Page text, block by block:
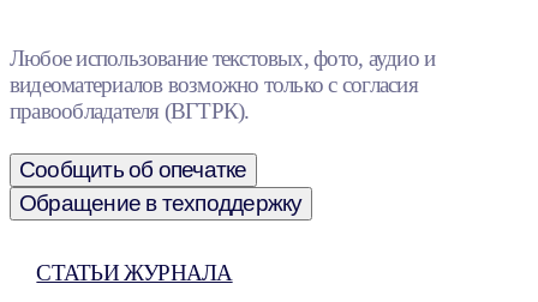
Любое использование текстовых, фото, аудио и
видеоматериалов возможно только с согласия
правообладателя (ВГТРК).
Сообщить об опечатке
Обращение в техподдержку
СТАТЬИ ЖУРНАЛА